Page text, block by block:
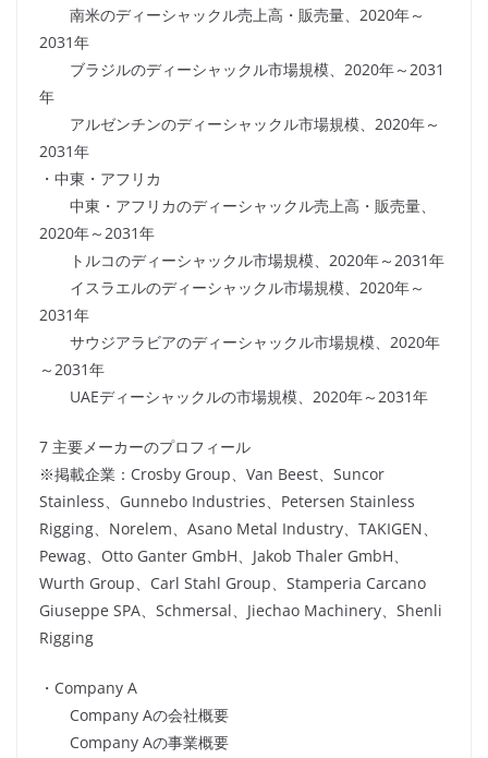
南米のディーシャックル売上高・販売量、2020年～
2031年
ブラジルのディーシャックル市場規模、2020年～2031
年
アルゼンチンのディーシャックル市場規模、2020年～
2031年
・中東・アフリカ
中東・アフリカのディーシャックル売上高・販売量、
2020年～2031年
トルコのディーシャックル市場規模、2020年～2031年
イスラエルのディーシャックル市場規模、2020年～
2031年
サウジアラビアのディーシャックル市場規模、2020年
～2031年
UAEディーシャックルの市場規模、2020年～2031年
7 主要メーカーのプロフィール
※掲載企業：Crosby Group、Van Beest、Suncor
Stainless、Gunnebo Industries、Petersen Stainless
Rigging、Norelem、Asano Metal Industry、TAKIGEN、
Pewag、Otto Ganter GmbH、Jakob Thaler GmbH、
Wurth Group、Carl Stahl Group、Stamperia Carcano
Giuseppe SPA、Schmersal、Jiechao Machinery、Shenli
Rigging
・Company A
Company Aの会社概要
Company Aの事業概要